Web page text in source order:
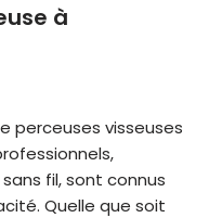
à
perceuses visseuses
fil, sont connus
Quelle que soit